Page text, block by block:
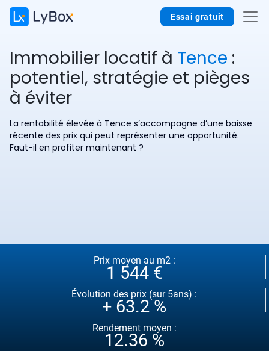
Essai gratuit
Immobilier locatif à Tence :
potentiel, stratégie et pièges
à éviter
La rentabilité élevée à Tence s’accompagne d’une baisse
récente des prix qui peut représenter une opportunité.
Faut-il en profiter maintenant ?
Prix moyen au m2 :
1 544 €
Évolution des prix (sur 5ans) :
+ 63.2 %
Rendement moyen :
12.36 %